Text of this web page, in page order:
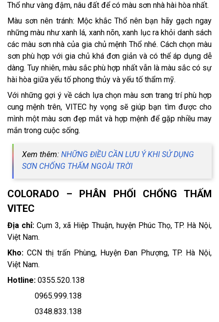
Thổ như vàng đậm, nâu đất để có màu sơn nhà hài hòa nhất.
Màu sơn nên tránh: Mộc khắc Thổ nên bạn hãy gạch ngay
những màu như xanh lá, xanh nõn, xanh lục ra khỏi danh sách
các màu sơn nhà của gia chủ mệnh Thổ nhé. Cách chọn màu
sơn phù hợp với gia chủ khá đơn giản và có thể áp dụng dễ
dàng. Tuy nhiên, màu sắc phù hợp nhất vẫn là màu sắc có sự
hài hòa giữa yếu tố phong thủy và yếu tố thẩm mỹ.
Với những gợi ý về cách lựa chọn màu sơn trang trí phù hợp
cung mệnh trên, VITEC hy vọng sẽ giúp bạn tìm được cho
mình một màu sơn đẹp mắt và hợp mệnh để gặp nhiều may
mắn trong cuộc sống.
Xem thêm: NHỮNG ĐIỀU CẦN LƯU Ý KHI SỬ DỤNG
SƠN CHỐNG THẤM NGOÀI TRỜI
COLORADO – PHÂN PHỐI CHỐNG THẤM
VITEC
Địa chỉ: Cụm 3, xã Hiệp Thuận, huyện Phúc Thọ, TP. Hà Nội,
Việt Nam.
Kho: CCN thị trấn Phùng, Huyện Đan Phượng, TP. Hà Nội,
Việt Nam.
Hotline: 0355.520.138
0965.999.138
0348.833.138